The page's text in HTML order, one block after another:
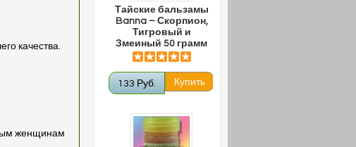
Тайские бальзамы
Banna – Скорпион,
Тигровый и
Змеиный 50 грамм
133 Руб.
качества.
женщинам